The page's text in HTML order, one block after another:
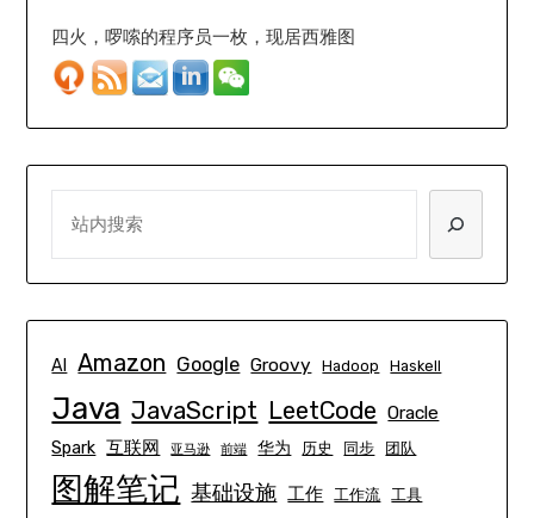
四火，啰嗦的程序员一枚，现居西雅图
AI Amazon Google Groovy Hadoop Haskell
Java JavaScript LeetCode Oracle
Spark 互联网 亚马逊 前端 华为 历史 同步 团队
图解笔记 基础设施 工作 工作流 工具